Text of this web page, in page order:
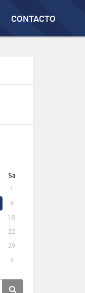
CONTACTO
Sa
1
8
15
22
29
5